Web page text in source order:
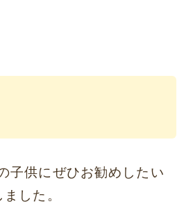
子供にぜひお勧めしたい
した。